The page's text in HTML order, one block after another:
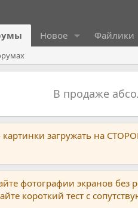
Новое Файлики
В продаже
загружать на
фотографии экранов
короткий тест с